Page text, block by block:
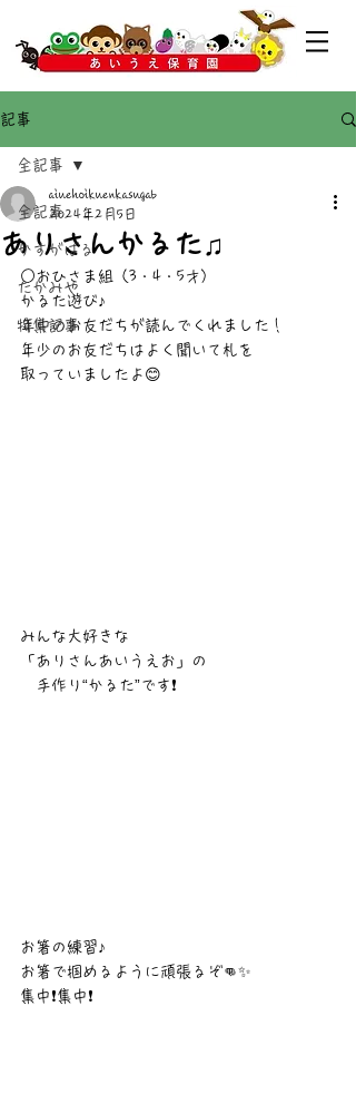
記事
全記事
かすがばる
たかみや
特集記事
全記事
ありさんかるた♫
aiuehoikuenkasugab
2024年2月5日
○おひさま組（3・4・5才）
かるた遊び♪
年中のお友だちが読んでくれました！
年少のお友だちはよく聞いて札を
取っていましたよ😊
みんな大好きな
「ありさんあいうえお」の
手作り“かるた”です❗
お箸の練習♪
お箸で掴めるように頑張るぞ👊✨
集中❗集中❗